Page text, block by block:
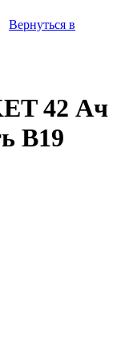
Вернуться в
42 Ач
B19